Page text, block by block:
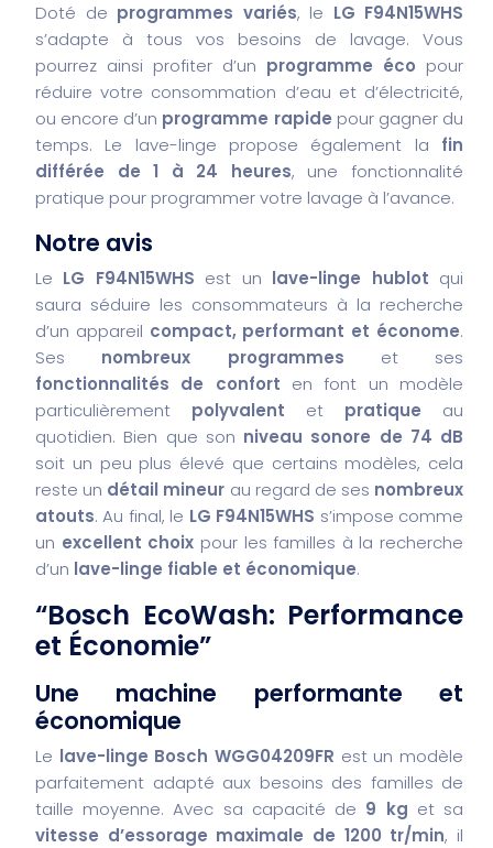
Doté de programmes variés, le LG F94N15WHS
s’adapte à tous vos besoins de lavage. Vous
pourrez ainsi profiter d’un programme éco pour
réduire votre consommation d’eau et d’électricité,
ou encore d’un programme rapide pour gagner du
temps. Le lave-linge propose également la fin
différée de 1 à 24 heures, une fonctionnalité
pratique pour programmer votre lavage à l’avance.
Notre avis
Le LG F94N15WHS est un lave-linge hublot qui
saura séduire les consommateurs à la recherche
d’un appareil compact, performant et économe.
Ses nombreux programmes et ses
fonctionnalités de confort en font un modèle
particulièrement polyvalent et pratique au
quotidien. Bien que son niveau sonore de 74 dB
soit un peu plus élevé que certains modèles, cela
reste un détail mineur au regard de ses nombreux
atouts. Au final, le LG F94N15WHS s’impose comme
un excellent choix pour les familles à la recherche
d’un lave-linge fiable et économique.
“Bosch EcoWash: Performance
et Économie”
Une machine performante et
économique
Le lave-linge Bosch WGG04209FR est un modèle
parfaitement adapté aux besoins des familles de
taille moyenne. Avec sa capacité de 9 kg et sa
vitesse d’essorage maximale de 1200 tr/min, il